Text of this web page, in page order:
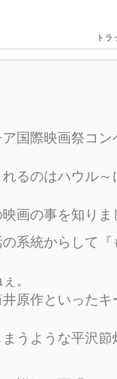
トラ
国際映画祭コ
れるのはハウル
画の事を知りま
系統からして
。
原作といった
うような平沢